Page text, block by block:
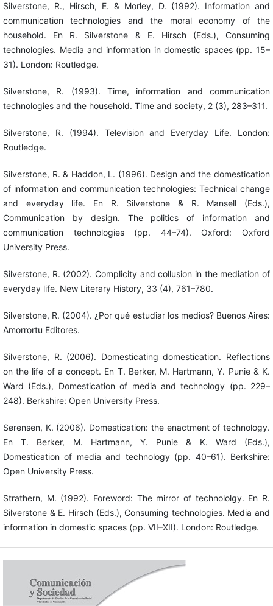
Silverstone, R., Hirsch, E. & Morley, D. (1992). Information and
communication technologies and the moral economy of the
household. En R. Silverstone & E. Hirsch (Eds.), Consuming
technologies. Media and information in domestic spaces (pp. 15–
31). London: Routledge.
Silverstone, R. (1993). Time, information and communication
technologies and the household. Time and society, 2 (3), 283–311.
Silverstone, R. (1994). Television and Everyday Life. London:
Routledge.
Silverstone, R. & Haddon, L. (1996). Design and the domestication
of information and communication technologies: Technical change
and everyday life. En R. Silverstone & R. Mansell (Eds.),
Communication by design. The politics of information and
communication technologies (pp. 44–74). Oxford: Oxford
University Press.
Silverstone, R. (2002). Complicity and collusion in the mediation of
everyday life. New Literary History, 33 (4), 761–780.
Silverstone, R. (2004). ¿Por qué estudiar los medios? Buenos Aires:
Amorrortu Editores.
Silverstone, R. (2006). Domesticating domestication. Reflections
on the life of a concept. En T. Berker, M. Hartmann, Y. Punie & K.
Ward (Eds.), Domestication of media and technology (pp. 229–
248). Berkshire: Open University Press.
Sørensen, K. (2006). Domestication: the enactment of technology.
En T. Berker, M. Hartmann, Y. Punie & K. Ward (Eds.),
Domestication of media and technology (pp. 40–61). Berkshire:
Open University Press.
Strathern, M. (1992). Foreword: The mirror of technololgy. En R.
Silverstone & E. Hirsch (Eds.), Consuming technologies. Media and
information in domestic spaces (pp. VII–XII). London: Routledge.